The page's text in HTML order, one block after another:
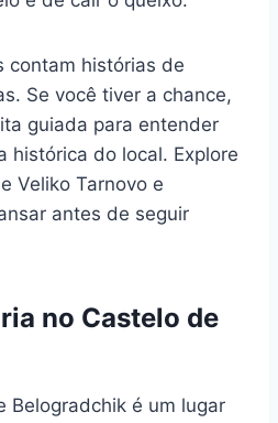
contam histórias de
Se você tiver a chance,
guiada para entender
histórica do local. Explore
Veliko Tarnovo e
antes de seguir
no Castelo de
Belogradchik é um lugar